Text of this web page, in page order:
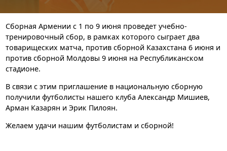
Сборная Армении с 1 по 9 июня проведет учебно-
тренировочный сбор, в рамках которого сыграет два
товарищеских матча, против сборной Казахстана 6 июня и
против сборной Молдовы 9 июня на Республиканском
стадионе.
В связи с этим приглашение в национальную сборную
получили футболисты нашего клуба Александр Мишиев,
Арман Казарян и Эрик Пилоян.
Желаем удачи нашим футболистам и сборной!